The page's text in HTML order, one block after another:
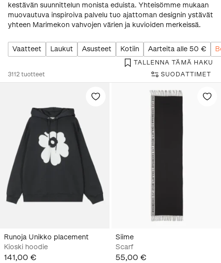
kestävän suunnittelun monista eduista. Yhteisömme mukaan
muovautuva inspiroiva palvelu tuo ajattoman designin ystävät
yhteen Marimekon vahvojen värien ja kuvioiden merkeissä.
Vaatteet Laukut Asusteet Kotiin Aarteita alle 50 €
TALLENNA TÄMÄ HAKU
3112 tuotteet SUODATTIMET
Runoja Unikko placement
Kioski hoodie
141,00 €
Siime
Scarf
55,00 €